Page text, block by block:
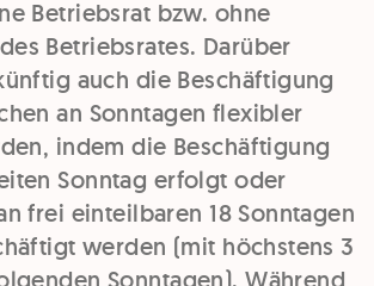
Betriebsrat bzw. ohne
Betriebsrates. Darüber
auch die Beschäftigung
an Sonntagen flexibler
indem die Beschäftigung
Sonntag erfolgt oder
frei einteilbaren 18 Sonntagen
werden (mit höchstens 3
Sonntagen). Während